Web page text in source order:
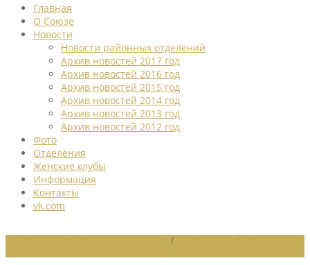
Главная
О Союзе
Новости
Новости районных отделений
Архив новостей 2017 год
Архив новостей 2016 год
Архив новостей 2015 год
Архив новостей 2014 год
Архив новостей 2013 год
Архив новостей 2012 год
Фото
Отделения
Женские клубы
Информация
Контакты
vk.com
/